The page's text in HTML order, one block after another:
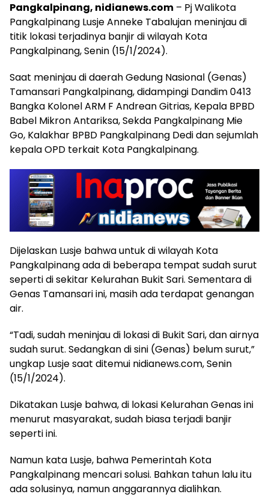
Pangkalpinang, nidianews.com – Pj Walikota
Pangkalpinang Lusje Anneke Tabalujan meninjau di
titik lokasi terjadinya banjir di wilayah Kota
Pangkalpinang, Senin (15/1/2024).
Saat meninjau di daerah Gedung Nasional (Genas)
Tamansari Pangkalpinang, didampingi Dandim 0413
Bangka Kolonel ARM F Andrean Gitrias, Kepala BPBD
Babel Mikron Antariksa, Sekda Pangkalpinang Mie
Go, Kalakhar BPBD Pangkalpinang Dedi dan sejumlah
kepala OPD terkait Kota Pangkalpinang.
Dijelaskan Lusje bahwa untuk di wilayah Kota
Pangkalpinang ada di beberapa tempat sudah surut
seperti di sekitar Kelurahan Bukit Sari. Sementara di
Genas Tamansari ini, masih ada terdapat genangan
air.
“Tadi, sudah meninjau di lokasi di Bukit Sari, dan airnya
sudah surut. Sedangkan di sini (Genas) belum surut,”
ungkap Lusje saat ditemui nidianews.com, Senin
(15/1/2024).
Dikatakan Lusje bahwa, di lokasi Kelurahan Genas ini
menurut masyarakat, sudah biasa terjadi banjir
seperti ini.
Namun kata Lusje, bahwa Pemerintah Kota
Pangkalpinang mencari solusi. Bahkan tahun lalu itu
ada solusinya, namun anggarannya dialihkan.